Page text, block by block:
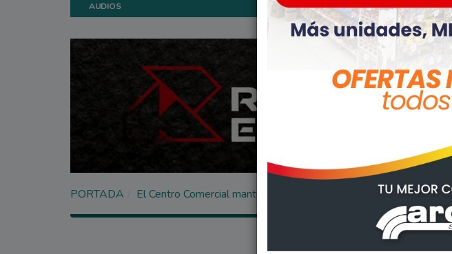
AUDIOS
PORTADA El Centro Comercial mantiene abierta la convocatoria para